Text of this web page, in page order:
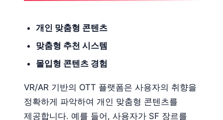
개인 맞춤형 콘텐츠
맞춤형 추천 시스템
몰입형 콘텐츠 경험
VR/AR 기반의 OTT 플랫폼은 사용자의 취향을
정확하게 파악하여 개인 맞춤형 콘텐츠를
제공합니다. 예를 들어, 사용자가 SF 장르를